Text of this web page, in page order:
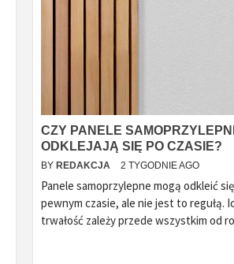
CZY PANELE
ODKLEJAJĄ SIĘ PO CZASIE?
BY REDAKCJA 2 TYGODNIE AGO
Panele samoprzylepne mogą odkleić
pewnym czasie, ale nie jest to regułą.
trwałość zależy przede wszystkim od